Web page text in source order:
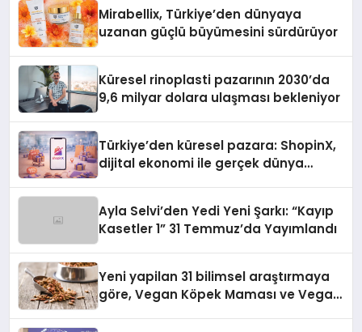
Mirabellix, Türkiye’den dünyaya
uzanan güçlü büyümesini sürdürüyor
Küresel rinoplasti pazarının 2030’da
9,6 milyar dolara ulaşması bekleniyor
Türkiye’den küresel pazara: ShopinX,
dijital ekonomi ile gerçek dünya
Ayla Selvi’den Yedi Yeni Şarkı: “Kayıp
Kasetler 1” 31 Temmuz’da Yayımlandı
Yeni yapilan 31 bilimsel araştırmaya
göre, Vegan Köpek Maması ve Vegan